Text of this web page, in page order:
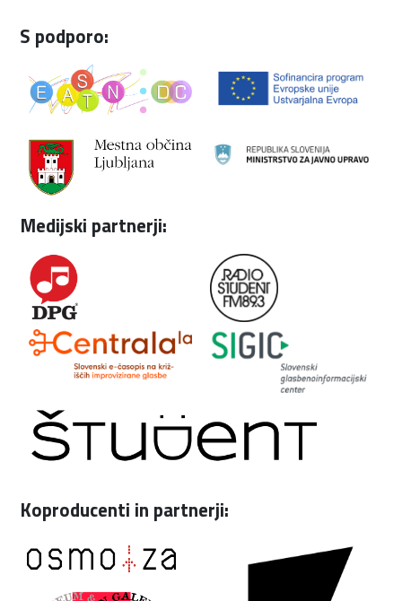
S podporo:
Medijski partnerji:
Koproducenti in partnerji: